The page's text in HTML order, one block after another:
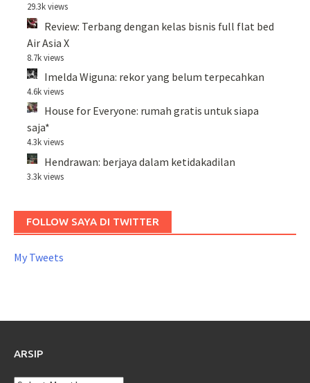
29.3k views
Review: Terbang dengan kelas bisnis full flat bed
Air Asia X
8.7k views
Imelda Wiguna: rekor yang belum terpecahkan
4.6k views
House for Everyone: rumah gratis untuk siapa
saja*
4.3k views
Hendrawan: berjaya dalam ketidakadilan
3.3k views
FOLLOW SAYA DI TWITTER
My Tweets
ARSIP